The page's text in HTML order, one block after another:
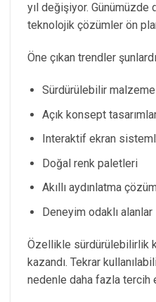
yıl değişiyor.
teknolojik çözümler ön
Öne çıkan trendler
Sürdürülebilir
Açık konsept
Interaktif ekran
Doğal renk paletleri
Akıllı aydınlatma
Deneyim odaklı alanlar
Özellikle sürdürülebilirlik
kazandı. Tekrar
nedenle daha fazla tercih